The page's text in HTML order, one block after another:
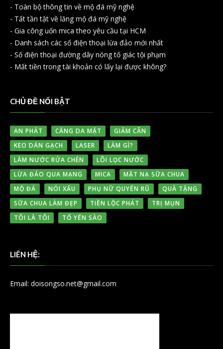
- Toàn bộ thông tin về mộ đá mỹ nghệ
- Tất tần tật về lăng mộ đá mỹ nghệ
- Gia công uốn mica theo yêu cầu tại HCM
- Danh sách các số điện thoại lừa đảo mới nhất
- Số điện thoại đường dây nóng tố giác tội phạm
- Mất tiền trong tài khoản có lấy lại được không?
CHỦ ĐỀ NỔI BẬT
AN PHÁT CĂNG DA MẶT
GIẢM CÂN
KEO DÁN GẠCH
LASER
LÀM GÌ?
LÀM NƯỚC RỬA CHÉN
LÕI LỌC NƯỚC
LỪA ĐẢO QUA MẠNG
MICA
MẶT NẠ SỮA CHUA
MỘ ĐÁ
NÓI XẤU PHỤ NỮ QUYẾN RŨ
QUÀ TẶNG
SỮA CHUA LÀM ĐẸP
TIỀN LỘC PHÁT
TRỊ MỤN
TÔI LÀ TÔI
TỔ YẾN SÀO
LIÊN HỆ:
Email: doisongso.net@gmail.com